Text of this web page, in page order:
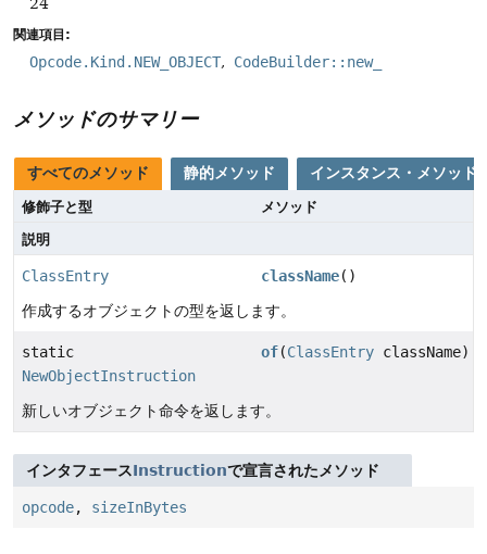
関連項目:
Opcode.Kind.NEW_OBJECT CodeBuilder::new_
メソッドのサマリー
すべてのメソッド 静的メソッド インスタンス・メソッド
修飾子と型
メソッド
説明
ClassEntry className()
作成するオブジェクトの型を返します。
static
NewObjectInstruction
of(ClassEntry className)
新しいオブジェクト命令を返します。
インタフェースInstructionで宣言されたメソッド
opcode, sizeInBytes